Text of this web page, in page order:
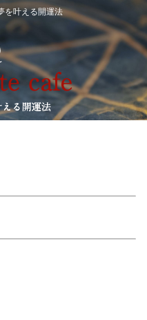
を叶える開運法